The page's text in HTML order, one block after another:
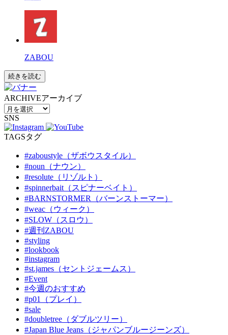
ZABOU
続きを読む
ARCHIVEアーカイブ
SNS
TAGSタグ
#zaboustyle（ザボウスタイル）
#noun（ナウン）
#resolute（リゾルト）
#spinnerbait（スピナーベイト）
#BARNSTORMER（バーンストーマー）
#weac（ウィーク）
#SLOW（スロウ）
#週刊ZABOU
#styling
#lookbook
#instagram
#st.james（セントジェームス）
#Event
#今週のおすすめ
#p01（プレイ）
#sale
#doubletree（ダブルツリー）
#Japan Blue Jeans（ジャパンブルージーンズ）